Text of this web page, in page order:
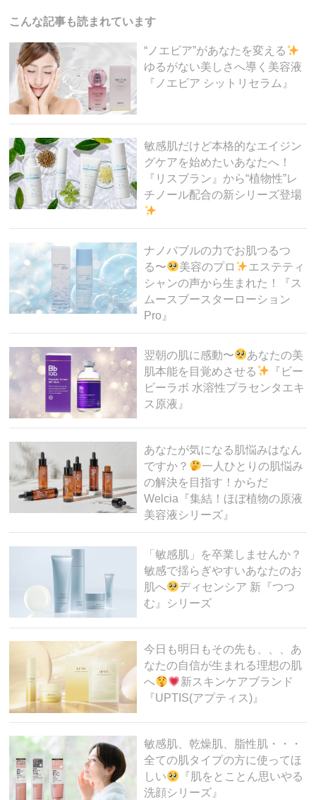
o
o
k
こんな記事も読まれています
“ノエビア”があなたを変える
ゆるがない美しさへ導く美容液
『ノエビア シットリセラム』
敏感肌だけど本格的なエイジン
グケアを始めたいあなたへ！
『リスブラン』から“植物性”レ
チノール配合の新シリーズ登場
ナノバブルの力でお肌つるつ
る〜
美容のプロ
エステティ
シャンの声から生まれた！『ス
ムースブースターローション
Pro』
翌朝の肌に感動〜
あなたの美
肌本能を目覚めさせる
『ビー
ビーラボ 水溶性プラセンタエキ
ス原液』
あなたが気になる肌悩みはなん
ですか？
一人ひとりの肌悩み
の解決を目指す！からだ
Welcia『集結！ほぼ植物の原液
美容液シリーズ』
「敏感肌」を卒業しませんか？
敏感で揺らぎやすいあなたのお
肌へ
ディセンシア 新『つつ
む』シリーズ
今日も明日もその先も、、、あ
なたの自信が生まれる理想の肌
へ
新スキンケアブランド
『UPTIS(アプティス)』
敏感肌、乾燥肌、脂性肌・・・
全ての肌タイプの方に使ってほ
しい
『肌をとことん思いやる
洗顔シリーズ』